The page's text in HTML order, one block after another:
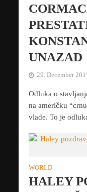
UNAZAD
29. December
Odluka o
na američku
vlade. To je
WORLD
HALEY